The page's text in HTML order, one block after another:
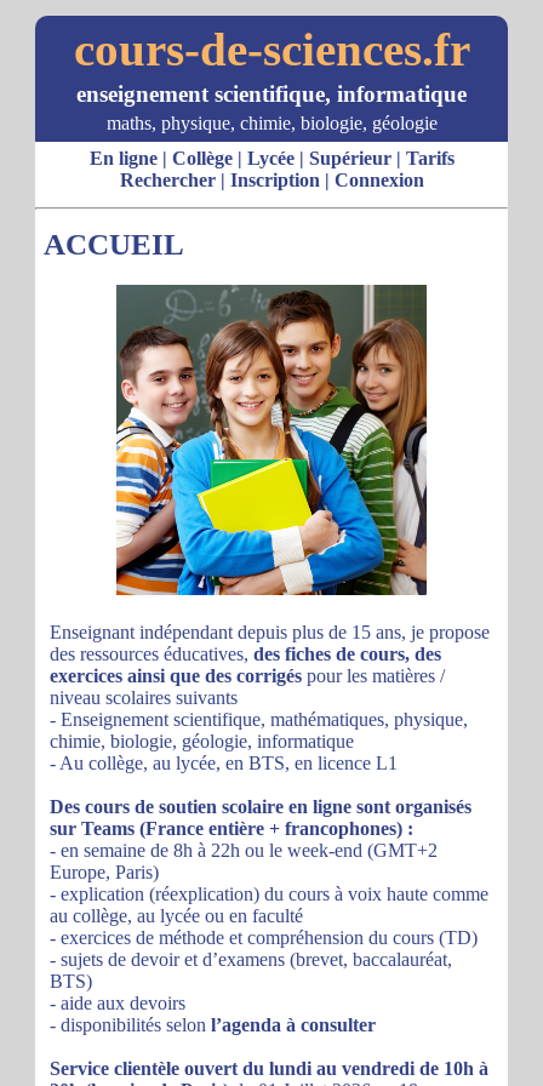
cours-de-sciences.fr
enseignement scientifique, informatique
maths, physique, chimie, biologie, géologie
En ligne| Collège| Lycée| Supérieur| Tarifs
Rechercher| Inscription | Connexion
ACCUEIL
Enseignant indépendant depuis plus de 15 ans, je propose
des ressources éducatives, des fiches de cours, des
exercices ainsi que des corrigés pour les matières /
niveau scolaires suivants
- Enseignement scientifique, mathématiques, physique,
chimie, biologie, géologie, informatique
- Au collège, au lycée, en BTS, en licence L1
Des cours de soutien scolaire en ligne sont organisés
sur Teams (France entière + francophones) :
- en semaine de 8h à 22h ou le week-end (GMT+2
Europe, Paris)
- explication (réexplication) du cours à voix haute comme
au collège, au lycée ou en faculté
- exercices de méthode et compréhension du cours (TD)
- sujets de devoir et d’examens (brevet, baccalauréat,
BTS)
- aide aux devoirs
- disponibilités selon l’agenda à consulter
Service clientèle ouvert du lundi au vendredi de 10h à